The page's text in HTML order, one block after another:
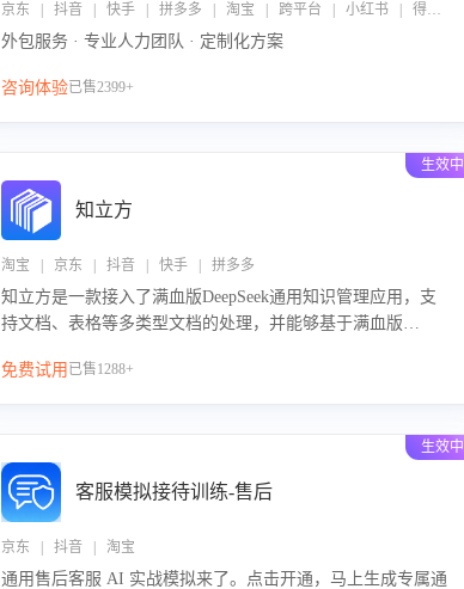
京东 | 抖音 | 快手 | 拼多多 | 淘宝 | 跨平台 | 小红书 | 得物 | 企业微信
外包服务 · 专业人力团队 · 定制化方案
咨询体验已售2399+
生效中
知立方
淘宝 | 京东 | 抖音 | 快手 | 拼多多
知立方是一款接入了满血版DeepSeek通用知识管理应用，支
持文档、表格等多类型文档的处理，并能够基于满血版
识支持，帮助用户高效管理和利用知识资源。通过该产品，
免费试用 已售1288+
生效中
客服模拟接待训练-售后
京东 | 抖音 | 淘宝
通用售后客服 AI 实战模拟来了。点击开通，马上生成专属通